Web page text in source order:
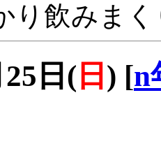
り飲みま
日( 日 ) [n